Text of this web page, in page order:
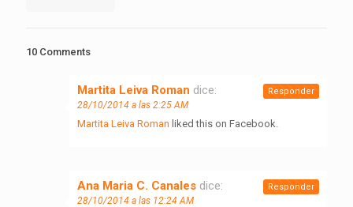
10 Comments
Martita Leiva Roman dice:
28/10/2014 a las 2:25 AM
Martita Leiva Roman liked this on Facebook.
Responder
Ana Maria C. Canales dice:
28/10/2014 a las 12:24 AM
Responder